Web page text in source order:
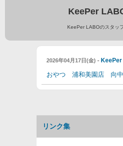
KeePer
KeePer LABOのスタッ
2026年04月17日(金) -
おやつ 浦和美園店 向
リンク集